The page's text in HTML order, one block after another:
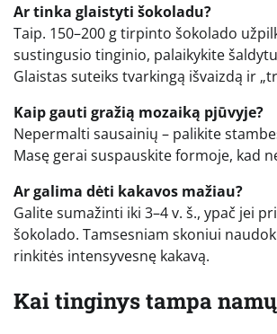
Ar tinka glaistyti šokoladu?
Taip. 150–200 g tirpinto šokolado
sustingusio tinginio, palaikykite
Glaistas suteiks tvarkingą išvaizdą ir
Kaip gauti gražią mozaiką pjūvyje?
Nepermalti sausainių – palikite
Masę gerai suspauskite formoje, kad
Ar galima dėti kakavos mažiau?
Galite sumažinti iki 3–4 v. š., ypač jei
šokolado. Tamsesniam skoniui
rinkitės intensyvesnę kakavą.
Kai tinginys tampa